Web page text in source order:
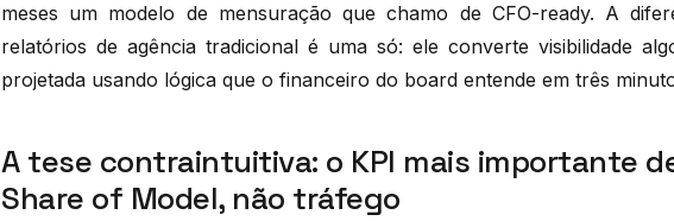
meses um modelo de mensuração que chamo de CFO-ready. A
relatórios de agência tradicional é uma só: ele converte visibilidade
projetada usando lógica que o financeiro do board entende em três
A tese contraintuitiva: o KPI mais importante
Share of Model, não tráfego